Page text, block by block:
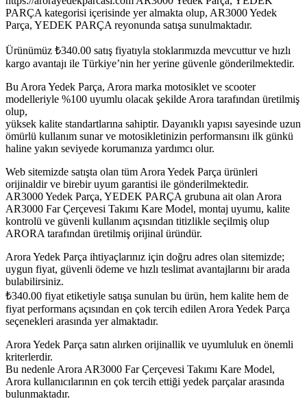
PARÇA kategorisi içerisinde yer almakta olup, AR3000 Yedek
Parça, YEDEK PARÇA reyonunda satışa sunulmaktadır.
Ürünümüz ₺340.00 satış fiyatıyla stoklarımızda mevcuttur ve hızlı
kargo avantajı ile Türkiye’nin her yerine güvenle gönderilmektedir.
Bu Arora Yedek Parça, Arora marka motosiklet ve scooter
modelleriyle %100 uyumlu olacak şekilde Arora tarafından üretilmiş
olup,
yüksek kalite standartlarına sahiptir. Dayanıklı yapısı sayesinde uzun
ömürlü kullanım sunar ve motosikletinizin performansını ilk günkü
haline yakın seviyede korumanıza yardımcı olur.
Web sitemizde satışta olan tüm Arora Yedek Parça ürünleri
orijinaldir ve birebir uyum garantisi ile gönderilmektedir.
AR3000 Yedek Parça, YEDEK PARÇA grubuna ait olan Arora
AR3000 Far Çerçevesi Takımı Kare Model, montaj uyumu, kalite
kontrolü ve güvenli kullanım açısından titizlikle seçilmiş olup
ARORA tarafından üretilmiş orijinal üründür.
Arora Yedek Parça ihtiyaçlarınız için doğru adres olan sitemizde;
uygun fiyat, güvenli ödeme ve hızlı teslimat avantajlarını bir arada
bulabilirsiniz.
₺340.00 fiyat etiketiyle satışa sunulan bu ürün, hem kalite hem de
fiyat performans açısından en çok tercih edilen Arora Yedek Parça
seçenekleri arasında yer almaktadır.
Arora Yedek Parça satın alırken orijinallik ve uyumluluk en önemli
kriterlerdir.
Bu nedenle Arora AR3000 Far Çerçevesi Takımı Kare Model,
Arora kullanıcılarının en çok tercih ettiği yedek parçalar arasında
bulunmaktadır.